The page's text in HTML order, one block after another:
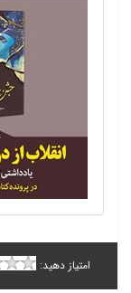
امتیاز دهید: